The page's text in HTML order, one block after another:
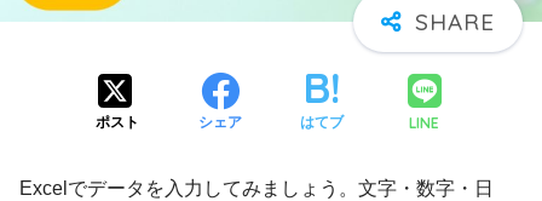
ポスト シェア はてブ LINE
Excelでデータを入力してみましょう。文字・数字・日